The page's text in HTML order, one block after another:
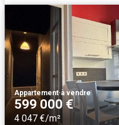
Appartement·à vendre
599 000 €
4 047 €/m²